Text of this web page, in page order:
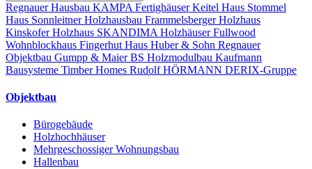
Regnauer Hausbau KAMPA FertighäuserKeitel Haus Stommel
Haus Sonnleitner Holzhausbau Frammelsberger Holzhaus
Kinskofer Holzhaus SKANDIMA HolzhäuserFullwood
Wohnblockhaus Fingerhut Haus Huber & Sohn Regnauer
Objektbau Gumpp & MaierBS Holzmodulbau Kaufmann
Bausysteme Timber Homes Rudolf HÖRMANN DERIX-Gruppe
Objektbau
Bürogebäude
Holzhochhäuser
Mehrgeschossiger Wohnungsbau
Hallenbau